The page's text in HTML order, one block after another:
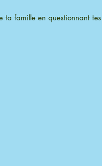
ta famille en questionnant